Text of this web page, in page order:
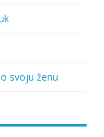
svoju ženu